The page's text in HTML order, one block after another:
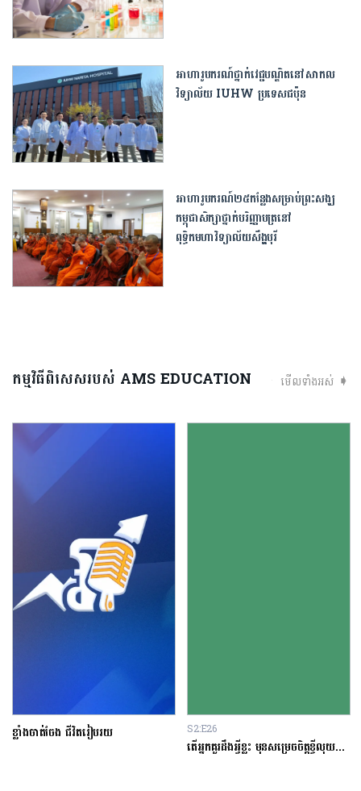
អាហារូបករណ៍​ថ្នាក់​វេជ្ជបណ្ឌិត​នៅ​សាកល
វិទ្យាល័យ​ ​IUHW​ ​ប្រទេស​ជប៉ុន​
អាហារូបករណ៍២៥កន្លែងសម្រាប់ព្រះសង្ឃ
កម្ពុជាសិក្សាថ្នាក់បរិញ្ញាបត្រនៅ
ពុទ្ធិកមហាវិទ្យាល័យសឹង្ហបុរី
កម្មវិធីពិសេសរបស់ AMS EDUCATION មើលទាំងអស់ ➧
ខ្លាំងចាត់ចែង ជីវិតរៀបរយ S2:E26
តើអ្នកគួរដឹងអ្វីខ្លះ មុនសម្រេចចិត្តខ្ចីលុយនៅធនាគារ?